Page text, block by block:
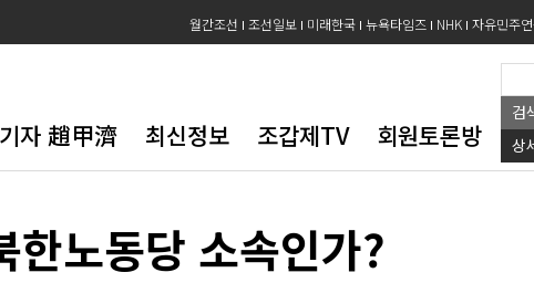
월간조선 조선일보 미래한국 뉴욕타임즈 NHK 자유민주
검
상
기자 趙甲濟 최신정보 조갑제TV 회원토론방
노동당 소속인가?